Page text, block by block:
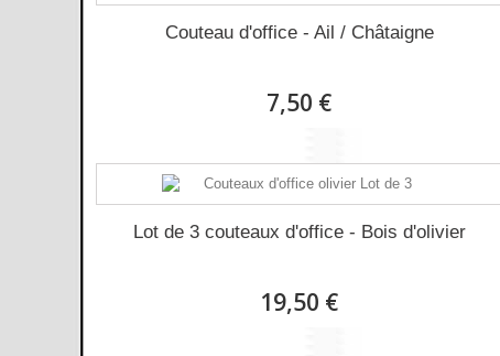
Couteau d'office - Ail / Châtaigne
7,50 €
Lot de 3 couteaux d'office - Bois d'olivier
19,50 €